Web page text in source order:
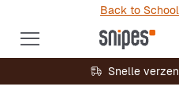
Back to
Snelle